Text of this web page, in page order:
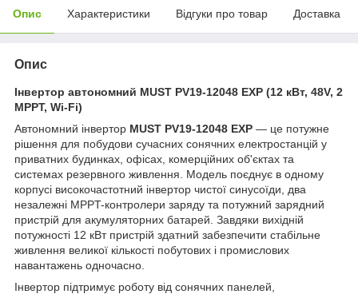
Опис Характеристики Відгуки про товар Доставка
Опис
Інвертор автономний MUST PV19-12048 EXP (12 кВт, 48V, 2
MPPT, Wi-Fi)
Автономний інвертор MUST PV19-12048 EXP — це потужне
рішення для побудови сучасних сонячних електростанцій у
приватних будинках, офісах, комерційних об'єктах та
системах резервного живлення. Модель поєднує в одному
корпусі високочастотний інвертор чистої синусоїди, два
незалежні MPPT-контролери заряду та потужний зарядний
пристрій для акумуляторних батарей. Завдяки вихідній
потужності 12 кВт пристрій здатний забезпечити стабільне
живлення великої кількості побутових і промислових
навантажень одночасно.
Інвертор підтримує роботу від сонячних панелей,